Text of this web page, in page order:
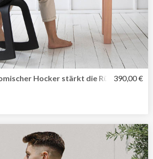
Hocker stärkt die 390,00 €